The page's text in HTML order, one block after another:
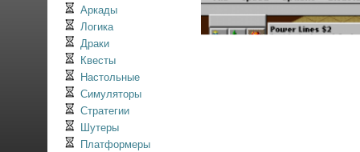
Аркады
Логика
Драки
Квесты
Настольные
Симуляторы
Стратегии
Шутеры
Платформеры